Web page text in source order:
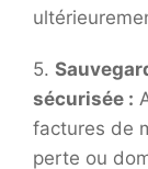
5.
sécurisée :
factures de
perte ou